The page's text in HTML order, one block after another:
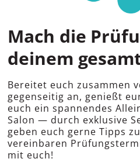
Mach die
deinem
Bereitet euch zusammen
gegenseitig an, genießt
euch ein spannendes
Salon — durch exklusive
geben euch gerne Tipps
vereinbaren
mit euch!